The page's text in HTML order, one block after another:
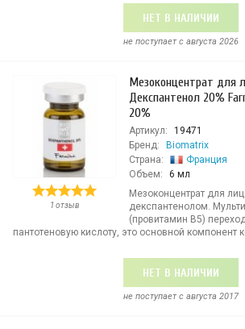
НЕТ В НАЛИЧИИ
не поступает c августа 2026
1 отзыв
Мезоконцентрат для
Декспантенол 20%
20%
Артикул:
19471
Бренд:
Biomatrix
Страна:
Франция
Объем:
6 мл
Мезоконцентрат для
декспантенолом.
(провитамин В5)
пантотеновую кислоту, это основной компонент
НЕТ В НАЛИЧИИ
не поступает c августа 2017